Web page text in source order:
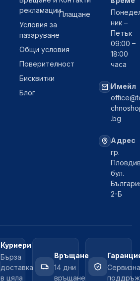
рекламации
Условия за
пазаруване
Общи условия
Поверителност
Бисквитки
Блог
Плащане
ник –
Петък
09:00 –
18:00
часа
Имейл
.bg
Адрес
гр.
бул.
2-Б
Куриери
Бърза
доставка
в цяла
Връщане
14 дни
връщане
Сервизна